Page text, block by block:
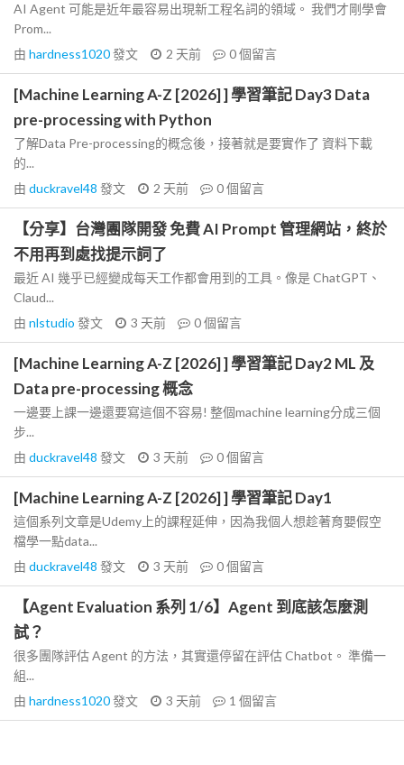
AI Agent 可能是近年最容易出現新工程名詞的領域。 我們才剛學會
Prom...
由 hardness1020發文 2 天前 0個留言
[Machine Learning A-Z [2026] ] 學習筆記 Day3 Data
pre-processing with Python
了解Data Pre-processing的概念後，接著就是要實作了 資料下載
的...
由 duckravel48 發文 2 天前 0個留言
【分享】台灣團隊開發 免費 AI Prompt 管理網站，終於
不用再到處找提示詞了
最近 AI 幾乎已經變成每天工作都會用到的工具。像是 ChatGPT、
Claud...
由 nlstudio 發文 3 天前 0個留言
[Machine Learning A-Z [2026] ] 學習筆記 Day2 ML 及
Data pre-processing 概念
一邊要上課一邊還要寫這個不容易! 整個machine learning分成三個
步...
由 duckravel48 發文 3 天前 0個留言
[Machine Learning A-Z [2026] ] 學習筆記 Day1
這個系列文章是Udemy上的課程延伸，因為我個人想趁著育嬰假空
檔學一點data...
由 duckravel48 發文 3 天前 0個留言
【Agent Evaluation 系列 1/6】Agent 到底該怎麼測
試？
很多團隊評估 Agent 的方法，其實還停留在評估 Chatbot。 準備一
組...
由 hardness1020發文 3 天前 1 個留言